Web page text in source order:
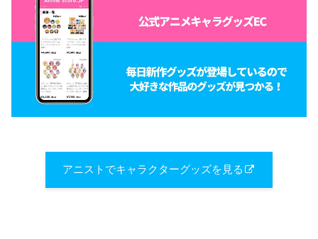
アニストでキャラクターグッズを見る